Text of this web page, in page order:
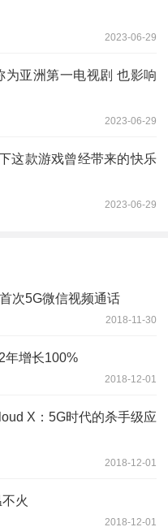
2023-06-29
为亚洲第一电视剧 也影响
2023-06-29
这款游戏曾经带来的快乐
2023-06-29
次5G微信视频通话
2018-11-30
年增长100%
2018-12-01
X：5G时代的杀手级应
2018-12-01
火
2018-12-01